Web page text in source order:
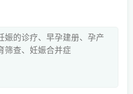
娠的诊疗、早孕建册、孕产
筛查、妊娠合并症